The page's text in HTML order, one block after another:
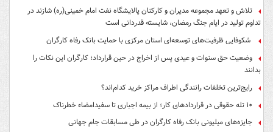
تلاش و تعهد مجموعه مدیران و کارکنان پالایشگاه نفت امام خمینی(ره) شازند در
تداوم تولید در ایام جنگ رمضان، شایسته قدردانی است
شکوفایی ظرفیت‌های توسعه‌ای استان مرکزی با حمایت بانک رفاه کارگران
وضعیت حق سنوات و عیدی پس از اخراج در حین قرارداد؛ کارگران این نکات را
بدانند
رایج‌ترین تخلفات رانندگی اطراف مراکز خرید کدام‌اند؟
۱۰ تله حقوقی در قراردادهای کار؛ از بیمه اجباری تا سفیدامضاء خطرناک
جایزه‌های میلیونی بانک رفاه کارگران در طی مسابقات جام جهانی